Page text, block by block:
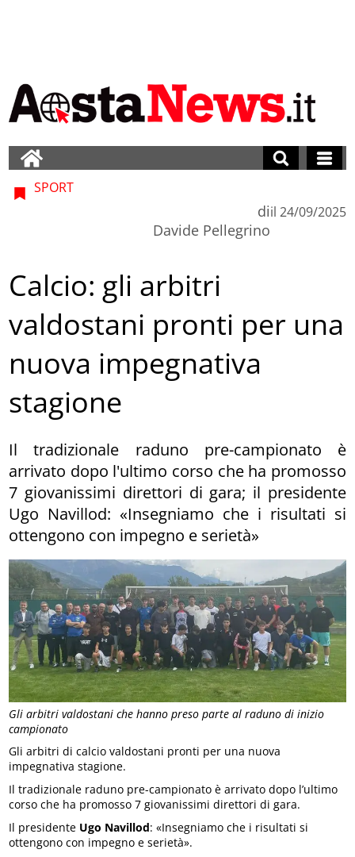
Gli arbitri valdostani che hanno preso parte al raduno di inizio
campionato
SPORT
di
Davide Pellegrino
il 24/09/2025
Calcio: gli arbitri
valdostani pronti per una
nuova impegnativa
stagione
Il tradizionale raduno pre-campionato è
arrivato dopo l'ultimo corso che ha promosso
7 giovanissimi direttori di gara; il presidente
Ugo Navillod: «Insegniamo che i risultati si
ottengono con impegno e serietà»
Gli arbitri di calcio valdostani pronti per una nuova
impegnativa stagione.
Il tradizionale raduno pre-campionato è arrivato dopo l’ultimo
corso che ha promosso 7 giovanissimi direttori di gara.
Il presidente Ugo Navillod: «Insegniamo che i risultati si
ottengono con impegno e serietà».